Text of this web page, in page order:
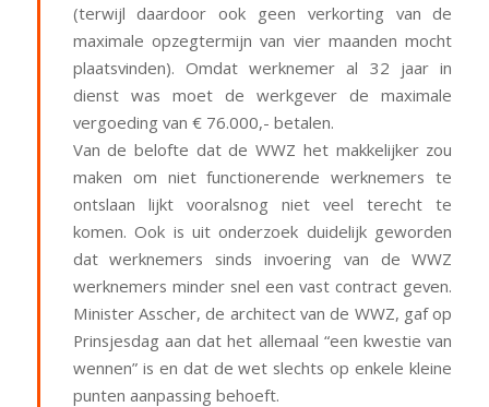
(terwijl daardoor ook geen verkorting van de
maximale opzegtermijn van vier maanden mocht
plaatsvinden). Omdat werknemer al 32 jaar in
dienst was moet de werkgever de maximale
vergoeding van € 76.000,- betalen.
Van de belofte dat de WWZ het makkelijker zou
maken om niet functionerende werknemers te
ontslaan lijkt vooralsnog niet veel terecht te
komen. Ook is uit onderzoek duidelijk geworden
dat werknemers sinds invoering van de WWZ
werknemers minder snel een vast contract geven.
Minister Asscher, de architect van de WWZ, gaf op
Prinsjesdag aan dat het allemaal “een kwestie van
wennen” is en dat de wet slechts op enkele kleine
punten aanpassing behoeft.